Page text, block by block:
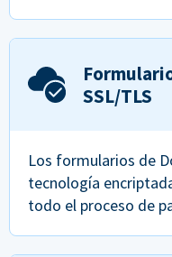
SSL/TLS
Los formularios de
tecnología
todo el proceso de